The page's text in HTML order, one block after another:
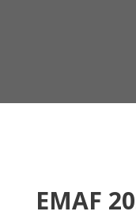
EMAF